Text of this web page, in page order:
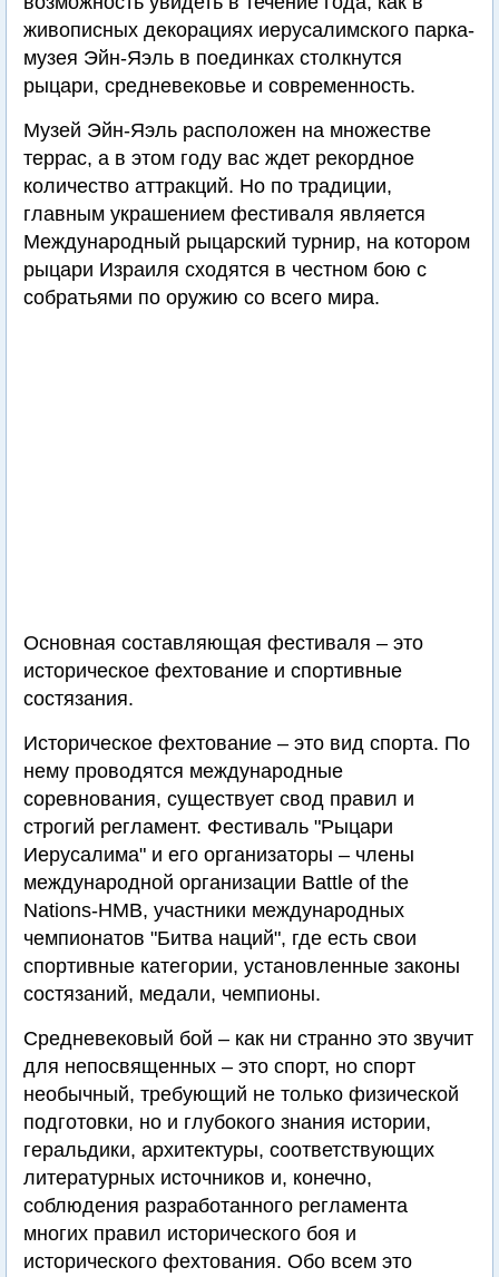
живописных декорациях иерусалимского парка-
музея Эйн-Яэль в поединках столкнутся
рыцари, средневековье и современность.
Музей Эйн-Яэль расположен на множестве
террас, а в этом году вас ждет рекордное
количество аттракций. Но по традиции,
главным украшением фестиваля является
Международный рыцарский турнир, на котором
рыцари Израиля сходятся в честном бою с
собратьями по оружию со всего мира.
Основная составляющая фестиваля – это
историческое фехтование и спортивные
состязания.
Историческое фехтование – это вид спорта. По
нему проводятся международные
соревнования, существует свод правил и
строгий регламент. Фестиваль "Рыцари
Иерусалима" и его организаторы – члены
международной организации Battle of the
Nations-HMB, участники международных
чемпионатов "Битва наций", где есть свои
спортивные категории, установленные законы
состязаний, медали, чемпионы.
Средневековый бой – как ни странно это звучит
для непосвященных – это спорт, но спорт
необычный, требующий не только физической
подготовки, но и глубокого знания истории,
геральдики, архитектуры, соответствующих
литературных источников и, конечно,
соблюдения разработанного регламента
многих правил исторического боя и
исторического фехтования. Обо всем это